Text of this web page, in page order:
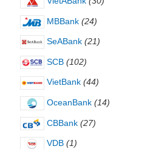
MBBank (24)
SeABank (21)
SCB (102)
VietBank (44)
OceanBank (14)
CBBank (27)
VDB (1)